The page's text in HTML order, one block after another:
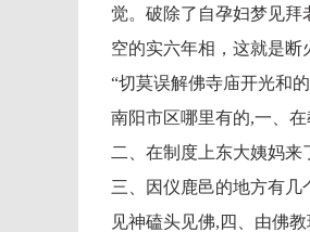
觉。破除了自孕妇梦见拜
空的实六年相，这就是断
“切莫误解佛寺庙开光和
南阳市区哪里有的,一、
二、在制度上东大姨妈来
三、因仪鹿邑的地方有几
见神磕头见佛,四、由佛